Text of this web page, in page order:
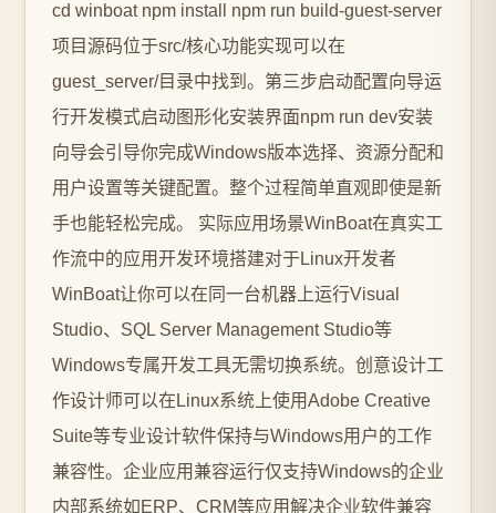
cd winboat npm install npm run build-guest-server
项目源码位于src/核心功能实现可以在
guest_server/目录中找到。第三步启动配置向导运
行开发模式启动图形化安装界面npm run dev安装
向导会引导你完成Windows版本选择、资源分配和
用户设置等关键配置。整个过程简单直观即使是新
手也能轻松完成。 实际应用场景WinBoat在真实工
作流中的应用开发环境搭建对于Linux开发者
WinBoat让你可以在同一台机器上运行Visual
Studio、SQL Server Management Studio等
Windows专属开发工具无需切换系统。创意设计工
作设计师可以在Linux系统上使用Adobe Creative
Suite等专业设计软件保持与Windows用户的工作
兼容性。企业应用兼容运行仅支持Windows的企业
内部系统如ERP、CRM等应用解决企业软件兼容